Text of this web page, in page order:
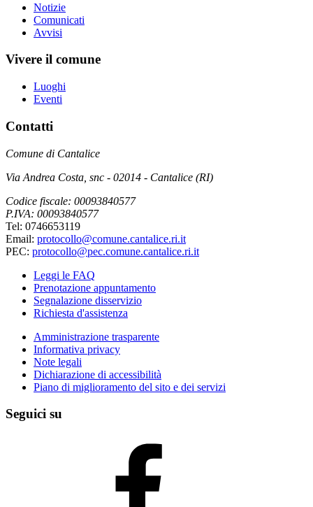
Notizie
Comunicati
Avvisi
Vivere il comune
Luoghi
Eventi
Contatti
Comune di Cantalice
Via Andrea Costa, snc - 02014 - Cantalice (RI)
Codice fiscale: 00093840577
P.IVA: 00093840577
Tel: 0746653119
Email: protocollo@comune.cantalice.ri.it
PEC: protocollo@pec.comune.cantalice.ri.it
Leggi le FAQ
Prenotazione appuntamento
Segnalazione disservizio
Richiesta d'assistenza
Amministrazione trasparente
Informativa privacy
Note legali
Dichiarazione di accessibilità
Piano di miglioramento del sito e dei servizi
Seguici su